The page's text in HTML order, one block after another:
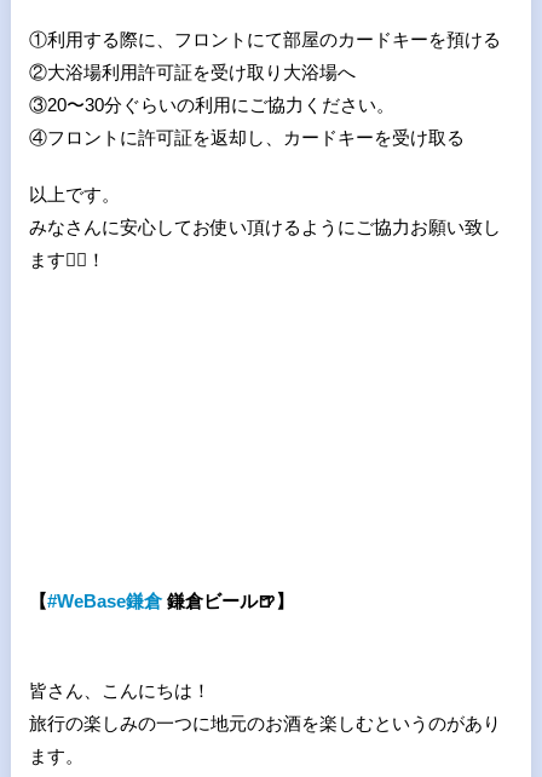
①利用する際に、フロントにて部屋のカードキーを預ける
②大浴場利用許可証を受け取り大浴場へ
③20〜30分ぐらいの利用にご協力ください。
④フロントに許可証を返却し、カードキーを受け取る
以上です。
みなさんに安心してお使い頂けるようにご協力お願い致し
ます🙇‍♀️！
【#WeBase鎌倉 鎌倉ビール🍺】
皆さん、こんにちは！
旅行の楽しみの一つに地元のお酒を楽しむというのがあり
ます。